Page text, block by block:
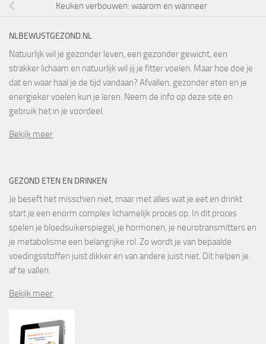
Keuken verbouwen: waarom en wanneer
NLBEWUSTGEZOND.NL
Natuurlijk wil je gezonder leven, een gezonder gewicht, een
strakker lichaam en natuurlijk wil jij je fitter voelen. Maar hoe doe je
dat en waar haal je de tijd vandaan? Afvallen, gezonder eten en je
energieker voelen kun je leren. Neem de info op deze site en
gebruik het in je voordeel.
Bekijk meer
GEZOND ETEN EN DRINKEN
Je beseft het misschien niet, maar met alles wat je eet en drinkt
start je een enorm complex lichamelijk proces op. In dit proces
spelen je bloedsuikerspiegel, je hormonen, je neurotransmitters en
je metabolisme een belangrijke rol. Zo wordt je van bepaalde
voedingsstoffen juist dikker en van andere juist niet. Dit helpen je
af te vallen.
Bekijk meer